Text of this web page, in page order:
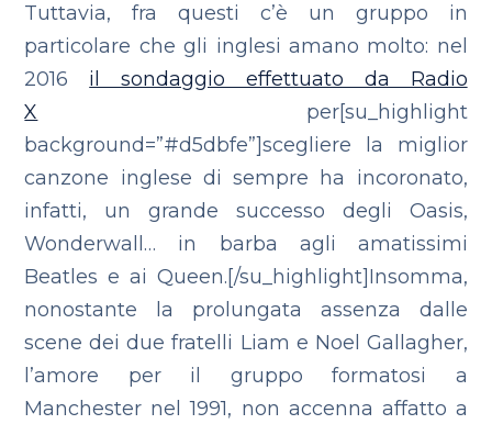
Tuttavia, fra questi c’è un gruppo in
particolare che gli inglesi amano molto: nel
2016 il sondaggio effettuato da Radio
X per[su_highlight
background=”#d5dbfe”]scegliere la miglior
canzone inglese di sempre ha incoronato,
infatti, un grande successo degli Oasis,
Wonderwall… in barba agli amatissimi
Beatles e ai Queen.[/su_highlight]Insomma,
nonostante la prolungata assenza dalle
scene dei due fratelli Liam e Noel Gallagher,
l’amore per il gruppo formatosi a
Manchester nel 1991, non accenna affatto a